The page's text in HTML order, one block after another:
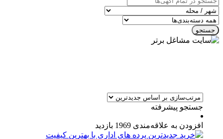
جستجو
جستجو پیشرفته
افزودن به علاقه‌مندی 1969 بازدید